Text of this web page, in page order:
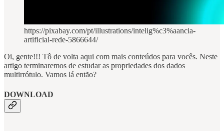
https://pixabay.com/pt/illustrations/intelig%c3%aancia-
artificial-rede-5866644/
Oi, gente!!! Tô de volta aqui com mais conteúdos para vocês. Neste
artigo terminaremos de estudar as propriedades dos dados
multirrótulo. Vamos lá então?
DOWNLOAD